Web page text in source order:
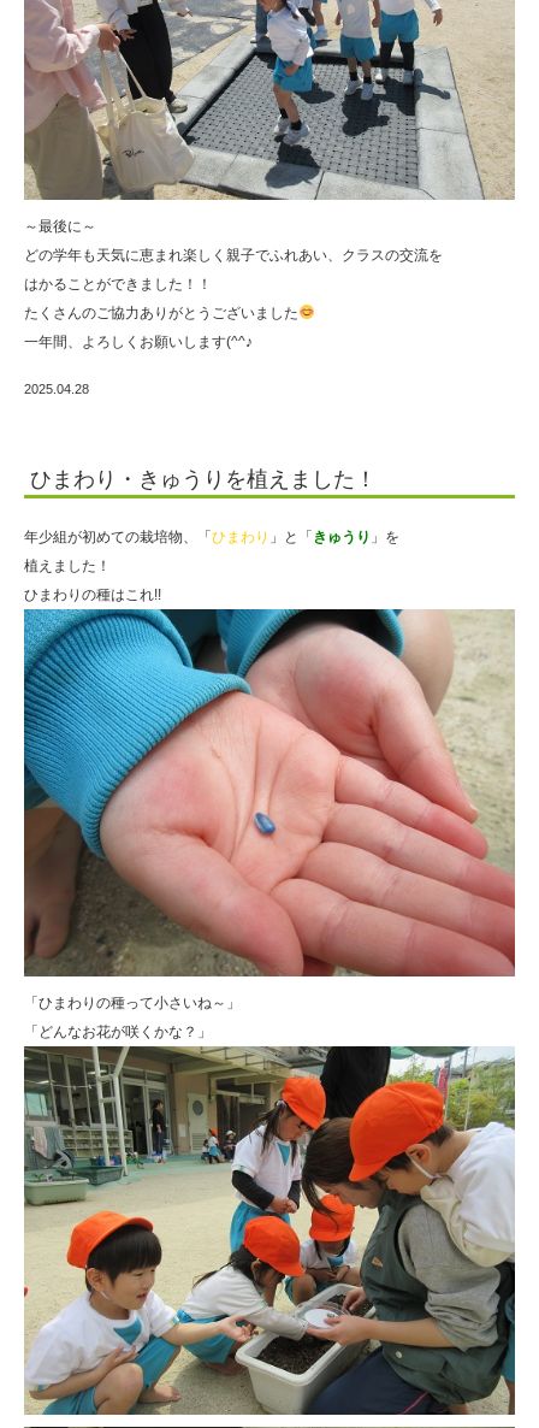
～最後に～
どの学年も天気に恵まれ楽しく親子でふれあい、クラスの交流を
はかることができました！！
たくさんのご協力ありがとうございました
一年間、よろしくお願いします(^^♪
2025.04.28
ひまわり・きゅうりを植えました！
年少組が初めての栽培物、「ひまわり 」と「 きゅうり 」を
植えました！
ひまわりの種はこれ!!
「ひまわりの種って小さいね～」
「どんなお花が咲くかな？」